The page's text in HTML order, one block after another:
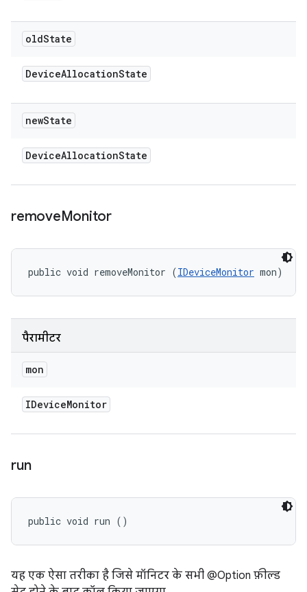
oldState
DeviceAllocationState
newState
DeviceAllocationState
removeMonitor
public void removeMonitor (IDeviceMonitor mon)
पैरामीटर
mon
IDeviceMonitor
run
public void run ()
यह एक ऐसा तरीका है जिसे मॉनिटर के सभी @Option फ़ील्ड